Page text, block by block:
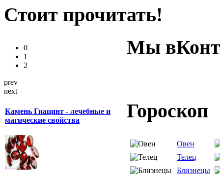
Стоит прочитать!
0
1
2
prev
next
Камень Гиацинт - лечебные и
магические свойства
Мы
Гороскоп
Овен
Телец
Близнецы